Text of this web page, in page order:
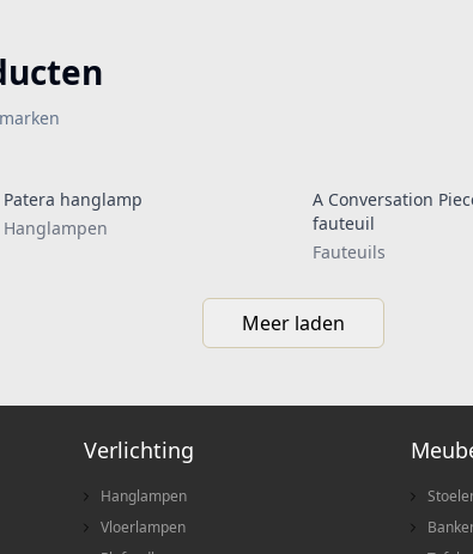
Patera hanglamp
Hanglampen
A Conversation
fauteuil
Fauteuils
Meer laden
Verlichting
Hanglampen
Vloerlampen